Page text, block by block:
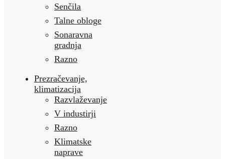
Senčila
Talne obloge
Sonaravna
gradnja
Razno
Prezračevanje,
klimatizacija
Razvlaževanje
V industirji
Razno
Klimatske
naprave